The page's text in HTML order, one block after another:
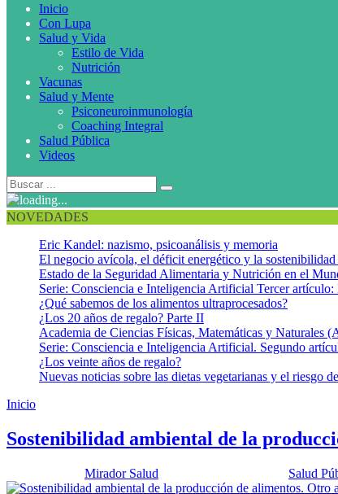
Inicio
Con Lupa
Salud y Vida
Estilo de Vida
Nutrición
Vacunas
Salud y Mente
Psiconeuroinmunología
Coaching Integral
Salud Pública
Videos
NOVEDADES
Eric Kandel: nazismo, psicoanálisis y memoria
El negocio avícola, el déficit energético y la
Estado de la Seguridad Alimentaria y Nutrición en el
Serie: Consciencia e Inteligencia Artificial Tercer
¿Qué sabemos de los alimentos ultraprocesados?
¿Los 20 años de regalo? Parte II
Academia de Ciencias Físicas, Matemáticas y Naturales
Serie: Consciencia e Inteligencia Artificial. Segundo
¿Los veinte años de regalo?
Nuevas noticias sobre las dietas vegetarianas y el riesgo
Inicio
Sostenibilidad ambiental de la
Mirador Salud Salud